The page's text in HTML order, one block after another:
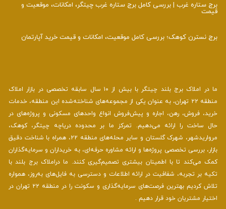
برج ستاره غرب | بررسی کامل برج ستاره غرب چیتگر، امکانات، موقعیت و
قیمت
برج نسترن کوهک؛ بررسی کامل موقعیت، امکانات و قیمت خرید آپارتمان
ما در املاک برج بلند چیتگر با بیش از ۱۰ سال سابقه تخصصی در بازار املاک
منطقه ۲۲ تهران، به عنوان یکی از مجموعه‌های شناخته‌شده این منطقه، خدمات
خرید، فروش، رهن، اجاره و پیش‌فروش انواع واحدهای مسکونی و پروژه‌های در
حال ساخت را ارائه می‌دهیم. تمرکز ما بر محدوده دریاچه چیتگر، کوهک،
مرواریدشهر، شهرک گلستان و سایر محله‌های منطقه ۲۲، همراه با شناخت دقیق
بازار، بررسی تخصصی پروژه‌ها و ارائه مشاوره حرفه‌ای، به خریداران و سرمایه‌گذاران
کمک می‌کند تا با اطمینان بیشتری تصمیم‌گیری کنند. ما دراملاک برج بلند با
تکیه بر تجربه، شفافیت در ارائه اطلاعات و دسترسی به فایل‌های به‌روز، همواره
تلاش کردیم بهترین فرصت‌های سرمایه‌گذاری و سکونت را در منطقه ۲۲ تهران در
اختیار مشتریان خود قرار دهیم .